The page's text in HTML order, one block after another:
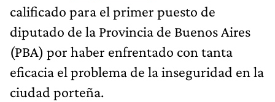
calificado para el primer puesto de
diputado de la Provincia de Buenos Aires
(PBA) por haber enfrentado con tanta
eficacia el problema de la inseguridad en la
ciudad porteña.